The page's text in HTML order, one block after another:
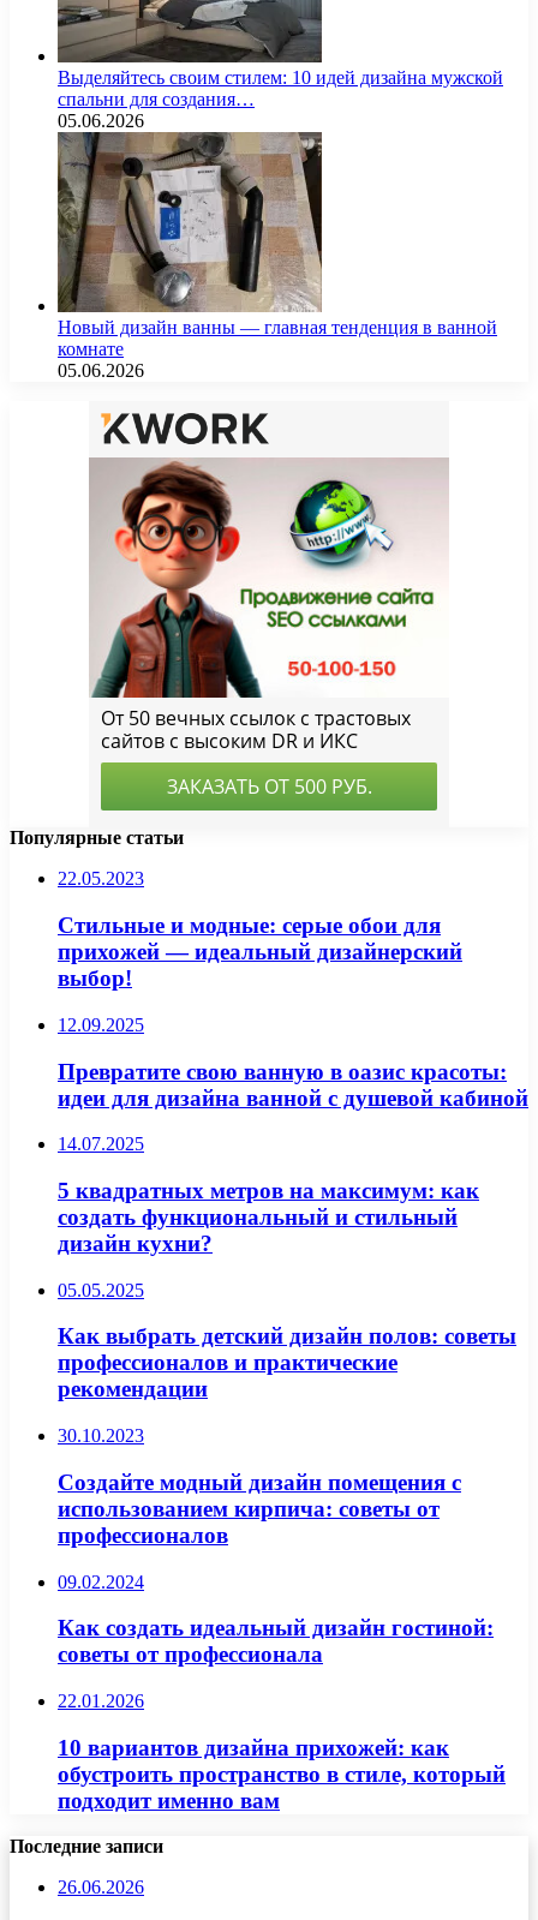
Выделяйтесь своим стилем: 10 идей дизайна мужской
спальни для создания…
05.06.2026
Новый дизайн ванны — главная тенденция в ванной
комнате
05.06.2026
Популярные статьи
22.05.2023
Стильные и модные: серые обои для
прихожей — идеальный дизайнерский
выбор!
12.09.2025
Превратите свою ванную в оазис красоты:
идеи для дизайна ванной с душевой кабиной
14.07.2025
5 квадратных метров на максимум: как
создать функциональный и стильный
дизайн кухни?
05.05.2025
Как выбрать детский дизайн полов: советы
профессионалов и практические
рекомендации
30.10.2023
Создайте модный дизайн помещения с
использованием кирпича: советы от
профессионалов
09.02.2024
Как создать идеальный дизайн гостиной:
советы от профессионала
22.01.2026
10 вариантов дизайна прихожей: как
обустроить пространство в стиле, который
подходит именно вам
Последние записи
26.06.2026